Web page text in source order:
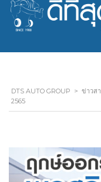
DTS AUTO GROUP > ข่าวส
2565